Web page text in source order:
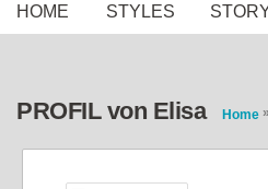
HOME STYLES
PROFIL von Elisa Home »